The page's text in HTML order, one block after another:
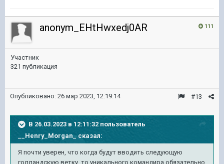
111
anonym_EHtHwxedj0AR
Участник
321 публикация
#13
Опубликовано: 26 мар 2023, 12:19:14
В 26.03.2023 в 12:11:32 пользователь
__Henry_Morgan_ сказал:
Я почти уверен, что когда будут вводить следующую
голландскую ветку, то уникального командира обязательно